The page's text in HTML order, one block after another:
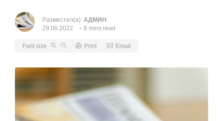
Разместил(а): АДМИН
29.06.2022
8 mins read
Font size Print Email